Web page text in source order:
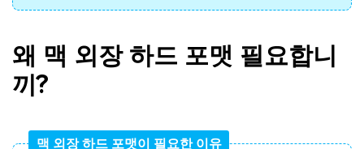
왜 맥 외장 하드 포맷 필요합니
끼?
맥 외장 하드 포맷이 필요한 이유